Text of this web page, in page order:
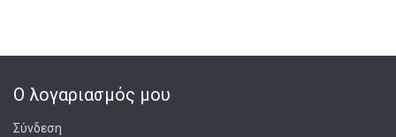
Ο λογαριασμός μου
Σύνδεση